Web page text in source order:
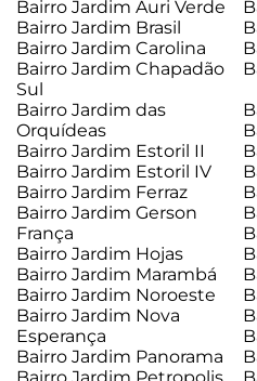
Bairro Jardim Auri Verde
Bairro Jardim Brasil
Bairro Jardim Carolina
Bairro Jardim Chapadão
Sul
Bairro Jardim das
Orquídeas
Bairro Jardim Estoril II
Bairro Jardim Estoril IV
Bairro Jardim Ferraz
Bairro Jardim Gerson
França
Bairro Jardim Hojas
Bairro Jardim Marambá
Bairro Jardim Noroeste
Bairro Jardim Nova
Esperança
Bairro Jardim Panorama